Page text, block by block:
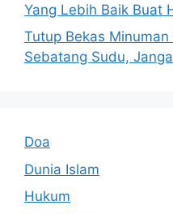
Yang Lebih Baik Buat
Tutup Bekas
Sebatang Sudu,
Doa
Dunia Islam
Hukum